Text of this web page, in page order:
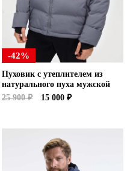
-42%
Пуховик с утеплителем из
натурального пуха мужской
25 900 ₽
15 000 ₽